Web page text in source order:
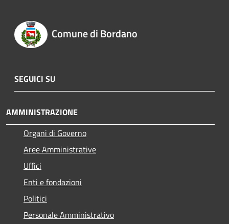
Comune di Bordano
SEGUICI SU
AMMINISTRAZIONE
Organi di Governo
Aree Amministrative
Uffici
Enti e fondazioni
Politici
Personale Amministrativo